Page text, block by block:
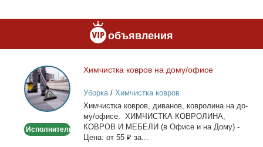
объявления
Химчистка
ковров
на
дому/
Исполнитель
Хим­чист­ка ков­ров на до­му/офи­се
Уборка/ Химчистка ковров
Хим­чист­ка ков­ров, ди­ва­нов, ков­ро­ли­на на до­
му/офи­се. ХИМЧИСТКА КОВРОЛИНА,
КОВРОВ И МЕБЕЛИ (в Офи­се и на До­му) -
Це­на: от 55 ₽ за...